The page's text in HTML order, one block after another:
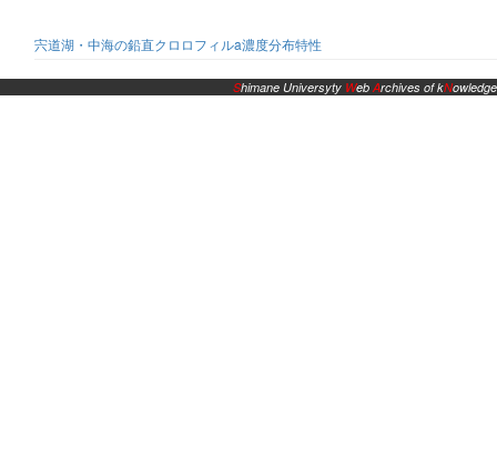
宍道湖・中海の鉛直クロロフィルa濃度分布特性
Shimane Universyty WebArchives of kNowledge